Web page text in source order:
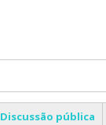
Discussão pública